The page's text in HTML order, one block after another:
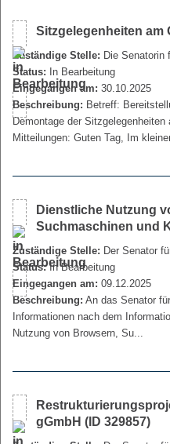
Sitzgelegenheiten am
Zuständige Stelle: Die Senatorin
Status: In Bearbeitung
Eingegangen am: 30.10.2025
Beschreibung: Betreff:
Demontage der
Mitteilungen: Guten Tag, Im
Dienstliche Nutzung
Suchmaschinen und
Zuständige Stelle: Der Senator
Status:In Bearbeitung
Eingegangen am: 09.12.2025
Beschreibung: An das Senator
Informationen nach dem
Nutzung von Browsern, Su...
gGmbH (ID 329857)